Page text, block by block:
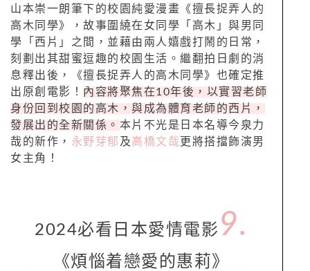
山本崇一朗筆下的校園純愛漫畫《擅長捉弄人的
高木同學》，故事圍繞在女同學「高木」與男同
學「西片」之間，並藉由兩人嬉戲打鬧的日常，
刻劃出其甜蜜逗趣的校園生活。繼翻拍日劇的消
息釋出後，《擅長捉弄人的高木同學》也確定推
出原創電影！ 內容將聚焦在10年後，以實習老師
身份回到校園的高木，與成為體育老師的西片，
發展出的全新關係。 本片不光是日本名導今泉力
哉的新作， 永野芽郁 及高橋文哉 更將搭擋飾演男
女主角！
2024必看日本愛情電影 9.
《煩惱着戀愛的惠莉》